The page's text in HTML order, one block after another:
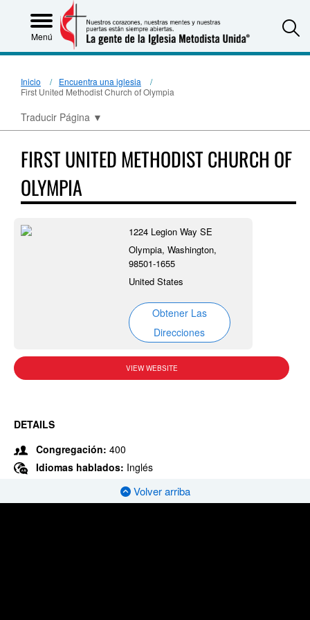
Menú
Inicio
Encuentra una iglesia
First United Methodist Church of Olympia
Traducir Página ▼
FIRST UNITED METHODIST CHURCH OF
OLYMPIA
1224 Legion Way SE
Olympia, Washington,
98501-1655
United States
Obtener Las
Direcciones
VIEW WEBSITE
DETAILS
Congregación: 400
Idiomas hablados: Inglés
Volver arriba